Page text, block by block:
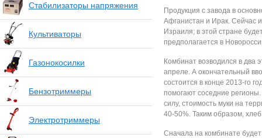
Стабилизаторы напряжения
Культиваторы
Газонокосилки
Бензотриммеры
Электротриммеры
Продукция с завода в
Афганистан и Ирак. Сейчас
Израиля; в этой стране
предполагается в
Комбинат возводился в два
апреле. А окончательный
состоится в конце 2013-го
помогают соседние
силу, стоимость муки на
40-50%. Таким образом,
Сначала на комбинате